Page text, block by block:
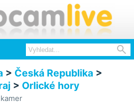

> Česká Republika >
> Orlické hory